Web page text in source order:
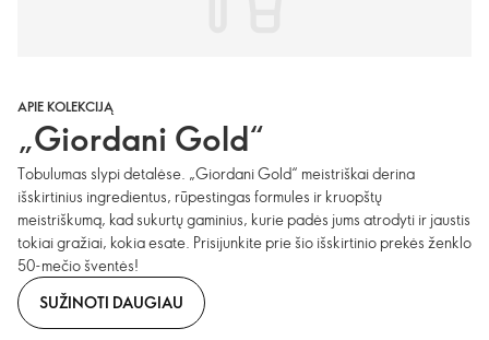
APIE KOLEKCIJĄ
„Giordani Gold“
Tobulumas slypi detalėse. „Giordani Gold“ meistriškai derina
išskirtinius ingredientus, rūpestingas formules ir kruopštų
meistriškumą, kad sukurtų gaminius, kurie padės jums atrodyti ir jaustis
tokiai gražiai, kokia esate. Prisijunkite prie šio išskirtinio prekės ženklo
50-mečio šventės!
SUŽINOTI DAUGIAU